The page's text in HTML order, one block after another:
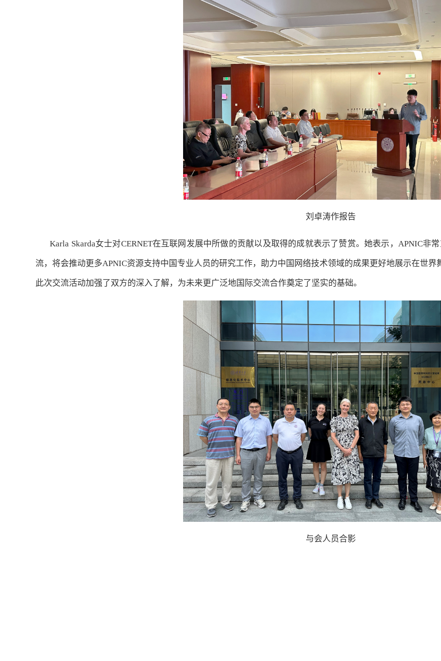
刘卓涛作报告
Karla Skarda女士对CERNET在互联网发展中所做的贡献以及取得的成就表示了赞赏。她表示，APNIC非
流，将会推动更多APNIC资源支持中国专业人员的研究工作，助力中国网络技术领域的成果更好地展示在世界
此次交流活动加强了双方的深入了解，为未来更广泛地国际交流合作奠定了坚实的基础。
与会人员合影